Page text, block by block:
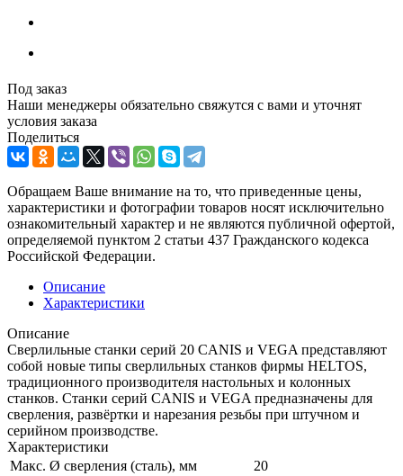
Под заказ
Наши менеджеры обязательно свяжутся с вами и уточнят
условия заказа
Поделиться
Обращаем Ваше внимание на то, что приведенные цены,
характеристики и фотографии товаров носят исключительно
ознакомительный характер и не являются публичной офертой,
определяемой пунктом 2 статьи 437 Гражданского кодекса
Российской Федерации.
Описание
Характеристики
Описание
Сверлильные станки серий 20 CANIS и VEGA представляют
собой новые типы сверлильных станков фирмы HELTOS,
традиционного производителя настольных и колонных
станков. Станки серий CANIS и VEGA предназначены для
сверления, развёртки и нарезания резьбы при штучном и
серийном производстве.
Характеристики
Макс. Ø сверления (сталь), мм
20